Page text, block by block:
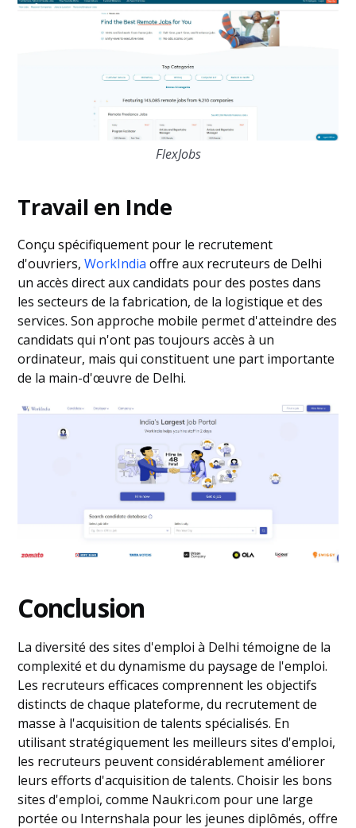
FlexJobs
Travail en Inde
Conçu spécifiquement pour le recrutement
d'ouvriers,WorkIndiaoffre aux recruteurs de Delhi
un accès direct aux candidats pour des postes dans
les secteurs de la fabrication, de la logistique et des
services. Son approche mobile permet d'atteindre des
candidats qui n'ont pas toujours accès à un
ordinateur, mais qui constituent une part importante
de la main-d'œuvre de Delhi.
Conclusion
La diversité des sites d'emploi à Delhi témoigne de la
complexité et du dynamisme du paysage de l'emploi.
Les recruteurs efficaces comprennent les objectifs
distincts de chaque plateforme, du recrutement de
masse à l'acquisition de talents spécialisés. En
utilisant stratégiquement les meilleurs sites d'emploi,
les recruteurs peuvent considérablement améliorer
leurs efforts d'acquisition de talents. Choisir les bons
sites d'emploi, comme Naukri.com pour une large
portée ou Internshala pour les jeunes diplômés, offre